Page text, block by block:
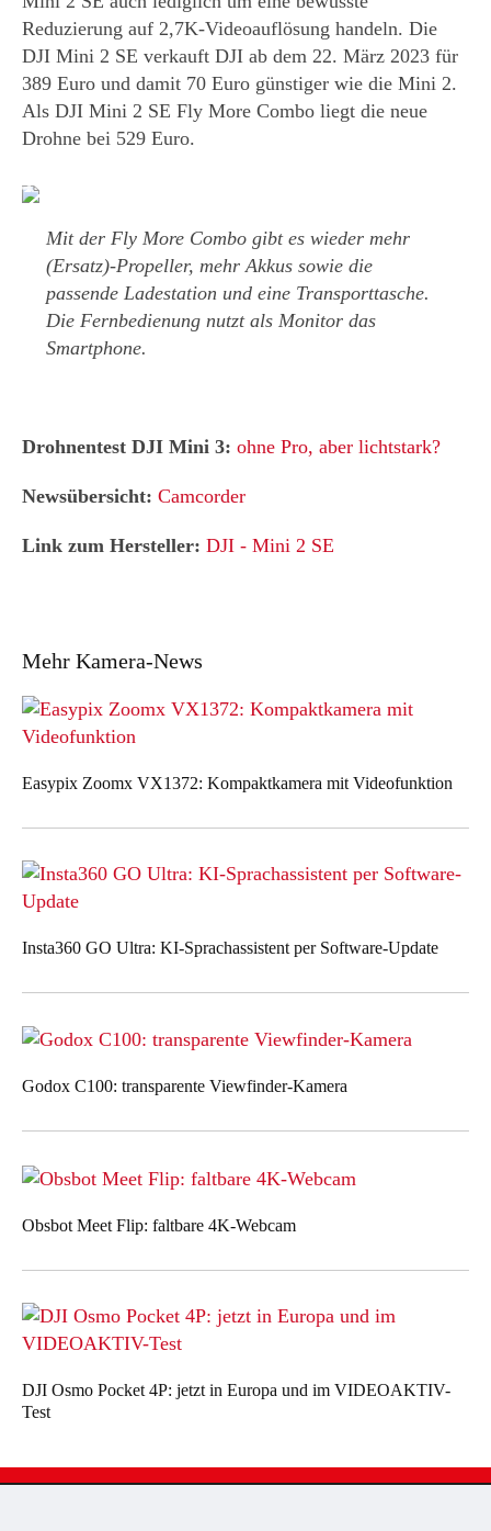
Reduzierung auf 2,7K-Videoauflösung handeln. Die
DJI Mini 2 SE verkauft DJI ab dem 22. März 2023 für
389 Euro und damit 70 Euro günstiger wie die Mini 2.
Als DJI Mini 2 SE Fly More Combo liegt die neue
Drohne bei 529 Euro.
Mit der Fly More Combo gibt es wieder mehr
(Ersatz)-Propeller, mehr Akkus sowie die
passende Ladestation und eine Transporttasche.
Die Fernbedienung nutzt als Monitor das
Smartphone.
Drohnentest DJI Mini 3: ohne Pro, aber lichtstark?
Newsübersicht: Camcorder
Link zum Hersteller: DJI - Mini 2 SE
Mehr Kamera-News
Easypix Zoomx VX1372: Kompaktkamera mit Videofunktion
Insta360 GO Ultra: KI-Sprachassistent per Software-Update
Godox C100: transparente Viewfinder-Kamera
Obsbot Meet Flip: faltbare 4K-Webcam
DJI Osmo Pocket 4P: jetzt in Europa und im VIDEOAKTIV-
Test